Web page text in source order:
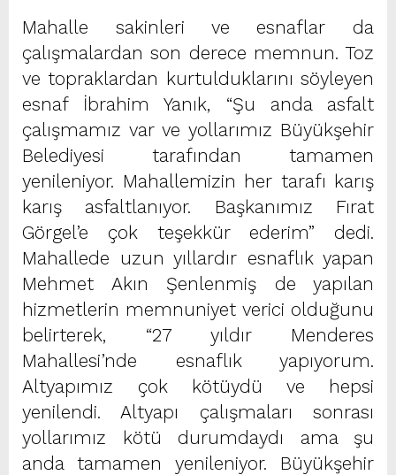
Mahalle sakinleri ve esnaflar da
çalışmalardan son derece memnun. Toz
ve topraklardan kurtulduklarını söyleyen
esnaf İbrahim Yanık, “Şu anda asfalt
çalışmamız var ve yollarımız Büyükşehir
Belediyesi tarafından tamamen
yenileniyor. Mahallemizin her tarafı karış
karış asfaltlanıyor. Başkanımız Fırat
Görgel’e çok teşekkür ederim” dedi.
Mahallede uzun yıllardır esnaflık yapan
Mehmet Akın Şenlenmiş de yapılan
hizmetlerin memnuniyet verici olduğunu
belirterek, “27 yıldır Menderes
Mahallesi’nde esnaflık yapıyorum.
Altyapımız çok kötüydü ve hepsi
yenilendi. Altyapı çalışmaları sonrası
yollarımız kötü durumdaydı ama şu
anda tamamen yenileniyor. Büyükşehir